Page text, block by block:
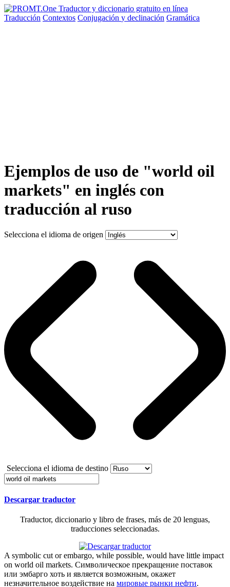
Traducción Contextos Conjugación y declinación Gramática
Ejemplos de uso de "world oil
markets" en inglés con
traducción al ruso
Selecciona el idioma de origen
Selecciona el idioma de destino
Descargar traductor
Traductor, diccionario y libro de frases, más de 20 lenguas,
traducciones seleccionadas.
A symbolic cut or embargo, while possible, would have little impact
on world oil markets. Символическое прекращение поставок
или эмбарго хоть и является возможным, окажет
незначительное воздействие на мировые рынки нефти.